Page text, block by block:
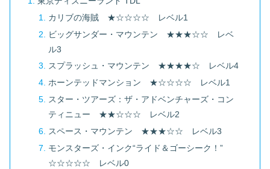
カリブの海賊 ★☆☆☆☆ レベル1
ビッグサンダー・マウンテン ★★★☆☆ レベ
ル3
スプラッシュ・マウンテン ★★★★☆ レベル4
ホーンテッドマンション ★☆☆☆☆ レベル1
スター・ツアーズ：ザ・アドベンチャーズ・コン
ティニュー ★★☆☆☆ レベル2
スペース・マウンテン ★★★☆☆ レベル3
モンスターズ・インク“ライド＆ゴーシーク！”
☆☆☆☆☆ レベル0